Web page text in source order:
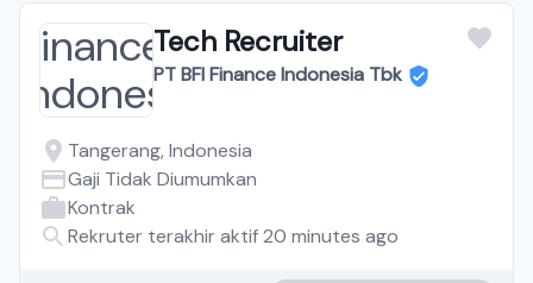
Tech Recruiter
PT BFI Finance Indonesia Tbk
Tangerang, Indonesia
Gaji Tidak Diumumkan
Kontrak
Rekruter terakhir aktif 20 minutes ago